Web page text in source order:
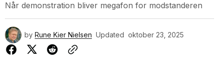
Når demonstration bliver megafon for modstanderen
by Rune Kier Nielsen Updated oktober 23, 2025